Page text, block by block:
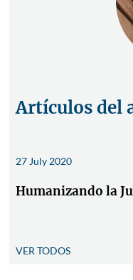
Artículos del
27 July 2020
Humanizando la
VER TODOS